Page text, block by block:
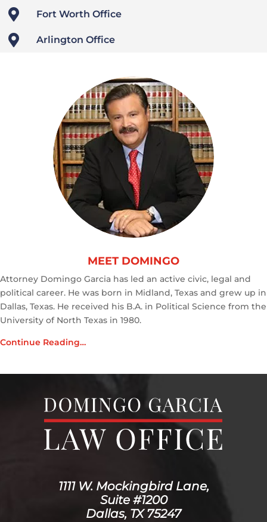
 Fort Worth Office
 Arlington Office
MEET DOMINGO
Attorney Domingo Garcia has led an active civic, legal and
political career. He was born in Midland, Texas and grew up in
Dallas, Texas. He received his B.A. in Political Science from the
University of North Texas in 1980.
Continue Reading…
1111 W. Mockingbird Lane,
Suite #1200
Dallas, TX 75247